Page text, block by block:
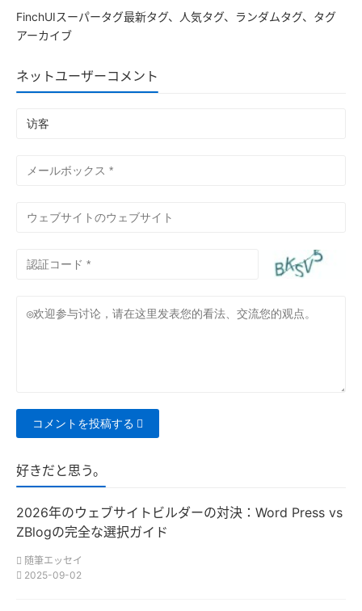
FinchUIスーパータグ最新タグ、人気タグ、ランダムタグ、タグ
アーカイブ
ネットユーザーコメント
コメントを投稿する
好きだと思う。
2026年のウェブサイトビルダーの対決：Word Press vs
ZBlogの完全な選択ガイド
随筆エッセイ
2025-09-02